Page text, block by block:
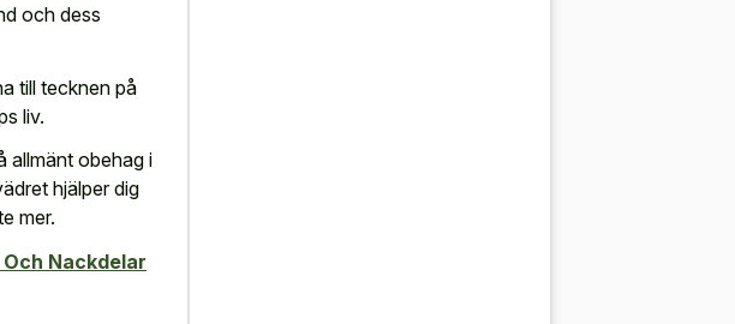
och dess
till tecknen på
liv.
allmänt obehag i
hjälper dig
mer.
Och Nackdelar